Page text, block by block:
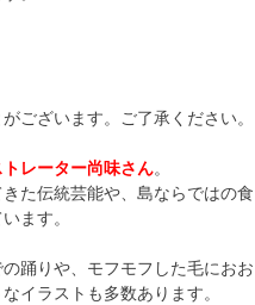
ございます。ご了承ください。
レーター尚味さん。
た伝統芸能や、島ならではの食
ます。
踊りや、モフモフした毛におお
イラストも多数あります。